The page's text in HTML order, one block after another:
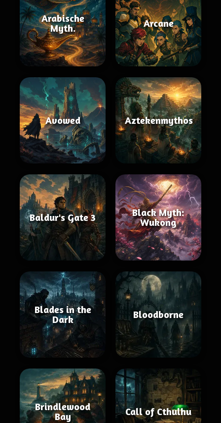
Arabische
Myth.
Arcane
Avowed Aztekenmythos
Baldur's Gate 3
Black Myth:
Wukong
Blades in the
Dark
Bloodborne
Brindlewood
Bay
Call of Cthulhu